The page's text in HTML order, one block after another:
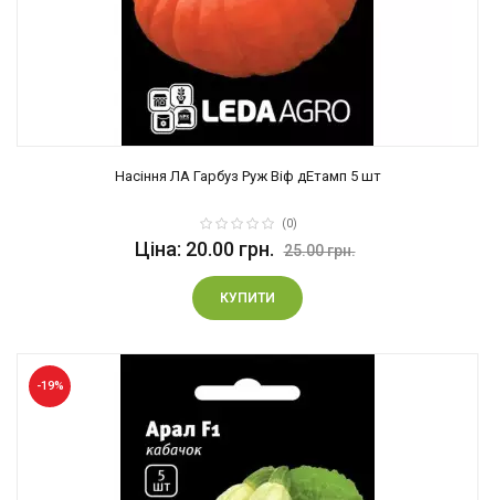
Насіння ЛА Гарбуз Руж Віф дЕтамп 5 шт
(0)
Ціна: 20.00 грн. 25.00 грн.
КУПИТИ
-19%